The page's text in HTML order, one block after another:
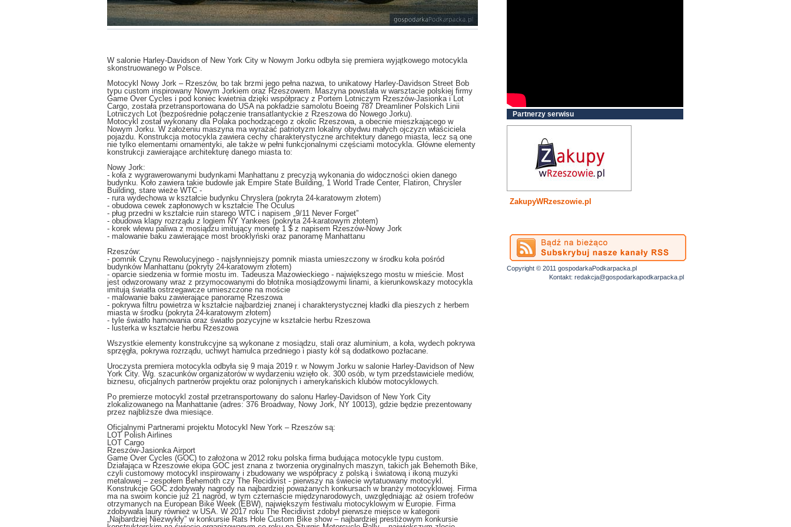
W salonie Harley-Davidson of New York City w Nowym Jorku odbyła się premiera wyjątkowego motocykla
skonstruowanego w Polsce.
Motocykl Nowy Jork – Rzeszów, bo tak brzmi jego pełna nazwa, to unikatowy Harley-Davidson Street Bob
typu custom inspirowany Nowym Jorkiem oraz Rzeszowem. Maszyna powstała w warsztacie polskiej firmy
Game Over Cycles i pod koniec kwietnia dzięki współpracy z Portem Lotniczym Rzeszów-Jasionka i Lot
Cargo, została przetransportowana do USA na pokładzie samolotu Boeing 787 Dreamliner Polskich Linii
Lotniczych Lot (bezpośrednie połączenie transatlantyckie z Rzeszowa do Nowego Jorku).
Motocykl został wykonany dla Polaka pochodzącego z okolic Rzeszowa, a obecnie mieszkającego w
Nowym Jorku. W założeniu maszyna ma wyrażać patriotyzm lokalny obydwu małych ojczyzn właściciela
pojazdu. Konstrukcja motocykla zawiera cechy charakterystyczne architektury danego miasta, lecz są one
nie tylko elementami ornamentyki, ale także w pełni funkcjonalnymi częściami motocykla. Główne elementy
konstrukcji zawierające architekturę danego miasta to:
Nowy Jork:
- koła z wygrawerowanymi budynkami Manhattanu z precyzją wykonania do widoczności okien danego
budynku. Koło zawiera takie budowle jak Empire State Building, 1 World Trade Center, Flatiron, Chrysler
Building, stare wieże WTC -
- rura wydechowa w kształcie budynku Chryslera (pokryta 24-karatowym złotem)
- obudowa cewek zapłonowych w kształcie The Oculus
- pług przedni w kształcie ruin starego WTC i napisem „9/11 Never Forget”
- obudowa klapy rozrządu z logiem NY Yankees (pokryta 24-karatowym złotem)
- korek wlewu paliwa z mosiądzu imitujący monetę 1 $ z napisem Rzeszów-Nowy Jork
- malowanie baku zawierające most brooklyński oraz panoramę Manhattanu
Rzeszów:
- pomnik Czynu Rewolucyjnego - najsłynniejszy pomnik miasta umieszczony w środku koła pośród
budynków Manhattanu (pokryty 24-karatowym złotem)
- oparcie siedzenia w formie mostu im. Tadeusza Mazowieckiego - największego mostu w mieście. Most
jest odwzorowany wraz z przymocowanymi do błotnika mosiądzowymi linami, a kierunkowskazy motocykla
imitują światła ostrzegawcze umieszczone na moście
- malowanie baku zawierające panoramę Rzeszowa
- pokrywa filtru powietrza w kształcie najbardziej znanej i charakterystycznej kładki dla pieszych z herbem
miasta w środku (pokryta 24-karatowym złotem)
- tyle światło hamowania oraz światło pozycyjne w kształcie herbu Rzeszowa
- lusterka w kształcie herbu Rzeszowa
Wszystkie elementy konstrukcyjne są wykonane z mosiądzu, stali oraz aluminium, a koła, wydech pokrywa
sprzęgła, pokrywa rozrządu, uchwyt hamulca przedniego i piasty kół są dodatkowo pozłacane.
Uroczysta premiera motocykla odbyła się 9 maja 2019 r. w Nowym Jorku w salonie Harley-Davidson of New
York City. Wg. szacunków organizatorów w wydarzeniu wzięło ok. 300 osób, w tym przedstawiciele mediów,
biznesu, oficjalnych partnerów projektu oraz polonijnych i amerykańskich klubów motocyklowych.
Po premierze motocykl został przetransportowany do salonu Harley-Davidson of New York City
zlokalizowanego na Manhattanie (adres: 376 Broadway, Nowy Jork, NY 10013), gdzie będzie prezentowany
przez najbliższe dwa miesiące.
Oficjalnymi Partnerami projektu Motocykl New York – Rzeszów są:
LOT Polish Airlines
LOT Cargo
Rzeszów-Jasionka Airport
Game Over Cycles (GOC) to założona w 2012 roku polska firma budująca motocykle typu custom.
Działająca w Rzeszowie ekipa GOC jest znana z tworzenia oryginalnych maszyn, takich jak Behemoth Bike,
czyli customowy motocykl inspirowany i zbudowany we współpracy z polską i światową i ikoną muzyki
metalowej – zespołem Behemoth czy The Recidivist - pierwszy na świecie wytatuowany motocykl.
Konstrukcje GOC zdobywały nagrody na najbardziej poważanych konkursach w branży motocyklowej. Firma
ma na swoim koncie już 21 nagród, w tym czternaście międzynarodowych, uwzględniając aż osiem trofeów
otrzymanych na European Bike Week (EBW), największym festiwalu motocyklowym w Europie. Firma
zdobywała laury również w USA. W 2017 roku The Recidivist zdobył pierwsze miejsce w kategorii
„Najbardziej Niezwykły” w konkursie Rats Hole Custom Bike show – najbardziej prestiżowym konkursie
Partnerzy serwisu
ZakupyWRzeszowie.pl
Copyright © 2011 gospodarkaPodkarpacka.pl
Kontakt: redakcja@gospodarkapodkarpacka.pl